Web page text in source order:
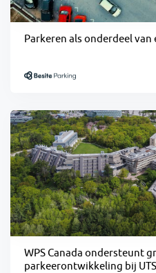
Parkeren als onderdeel van
WPS Canada ondersteunt
parkeerontwikkeling bij